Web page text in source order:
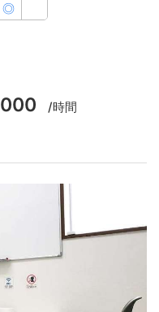
◎
/時間